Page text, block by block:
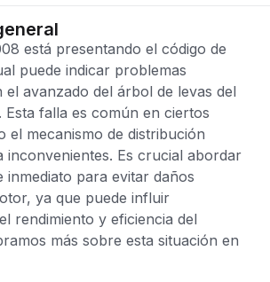
está presentando el código de
puede indicar problemas
el avanzado del árbol de levas del
Esta falla es común en ciertos
el mecanismo de distribución
inconvenientes. Es crucial abordar
inmediato para evitar daños
ya que puede influir
rendimiento y eficiencia del
más sobre esta situación en